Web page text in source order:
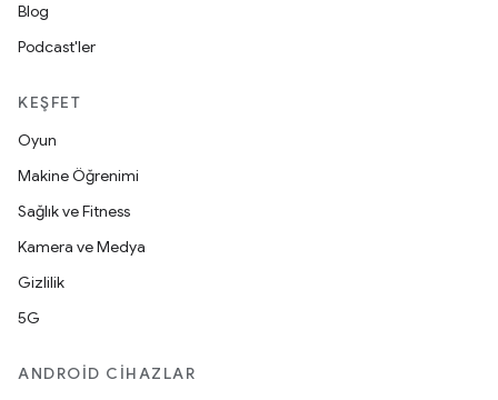
Blog
Podcast'ler
KEŞFET
Oyun
Makine Öğrenimi
Sağlık ve Fitness
Kamera ve Medya
Gizlilik
5G
ANDROID CIHAZLAR